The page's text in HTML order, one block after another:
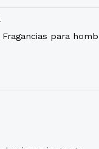
Fragancias para